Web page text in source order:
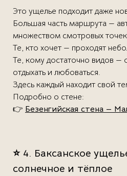
Это ущелье подходит даже
Большая часть маршрута —
множеством смотровых
Те, кто хочет — проходят
Те, кому достаточно видов —
отдыхать и любоваться.
Здесь каждый находит свой
Подробно о стене:
👉 Безенгийская стена —
⭐ 4. Баксанское
солнечное и тёплое